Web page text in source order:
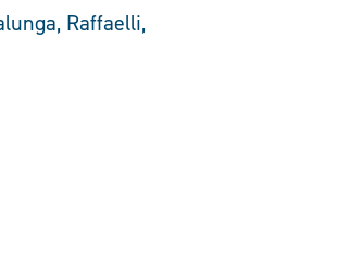
Raffaelli,